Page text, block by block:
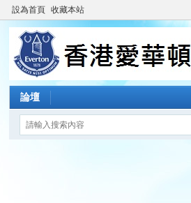
設為首頁 收藏本站
論壇